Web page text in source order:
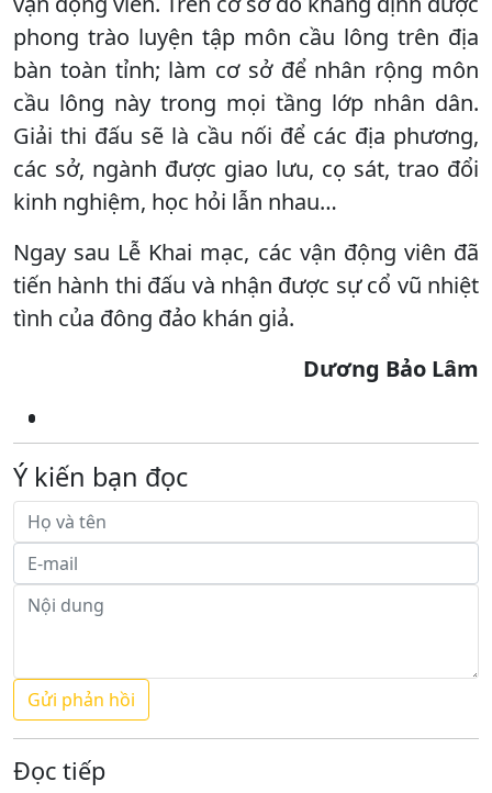
phong trào luyện tập môn cầu lông trên địa
bàn toàn tỉnh; làm cơ sở để nhân rộng môn
cầu lông này trong mọi tầng lớp nhân dân.
Giải thi đấu sẽ là cầu nối để các địa phương,
các sở, ngành được giao lưu, cọ sát, trao đổi
kinh nghiệm, học hỏi lẫn nhau…
Ngay sau Lễ Khai mạc, các vận động viên đã
tiến hành thi đấu và nhận được sự cổ vũ nhiệt
tình của đông đảo khán giả.
Dương Bảo Lâm
Ý kiến bạn đọc
Đọc tiếp